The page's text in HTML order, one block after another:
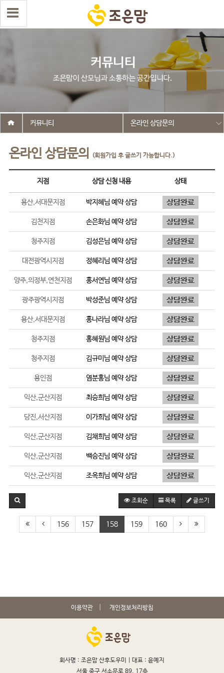
온라인 상담문의 (회원가입 후 글쓰기 가능합니다.)
커뮤니티 온라인 상담문의
지점 상담 신청 내용 상태
용산,서대문지점 박지혜 님 예약 상담
김천지점 손은화님 예약 상담
청주지점 김성은님 예약 상담
대전광역시지점 정혜리 님 예약 상담
양주,의정부,연천지점 홍서연님 예약 상담
광주광역시지점 박성준님 예약 상담
용산,서대문지점 홍나라님 예약 상담
청주지점 홍혜원님 예약 상담
청주지점 김규미 님 예약 상담
용인점 염분홍님 예약 상담
익산,군산지점 최승희님 예약 상담
당진,서산지점 이가희님 예약 상담
익산,군산지점 김채희님 예약 상담
익산,군산지점 백승진님 예약 상담
익산,군산지점 조옥희님 예약 상담
조회순 목록 글쓰기
156 157 158 159 160
이용약관 개인정보처리방침
회사명 : 조은맘 산후도우미 | 대표 : 윤예지
서울 중구 서소문로 89, 17층